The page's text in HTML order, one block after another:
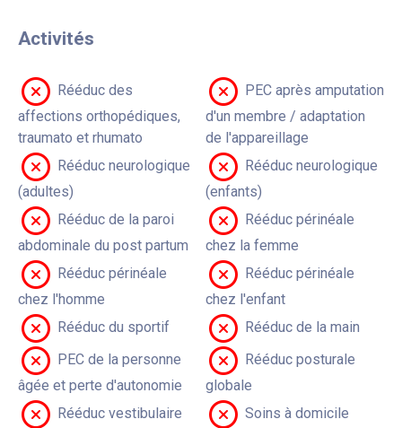
Activités
Rééduc des
affections orthopédiques,
traumato et rhumato
PEC après amputation
d'un membre / adaptation
de l'appareillage
Rééduc neurologique
(adultes)
Rééduc neurologique
(enfants)
Rééduc de la paroi
abdominale du post partum
Rééduc périnéale
chez la femme
Rééduc périnéale
chez l'homme
Rééduc périnéale
chez l'enfant
Rééduc du sportif
Rééduc de la main
PEC de la personne
âgée et perte d'autonomie
Rééduc posturale
globale
Rééduc vestibulaire
Soins à domicile